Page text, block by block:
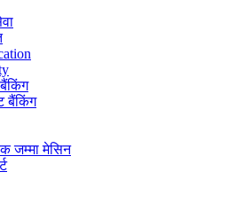
बैंकिंग
जम्मा मेसिन